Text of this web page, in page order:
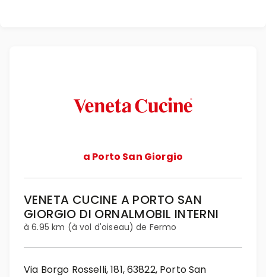
a Porto San Giorgio
VENETA CUCINE A PORTO SAN
GIORGIO DI ORNALMOBIL INTERNI
à 6.95 km (à vol d'oiseau) de Fermo
Via Borgo Rosselli, 181, 63822, Porto San